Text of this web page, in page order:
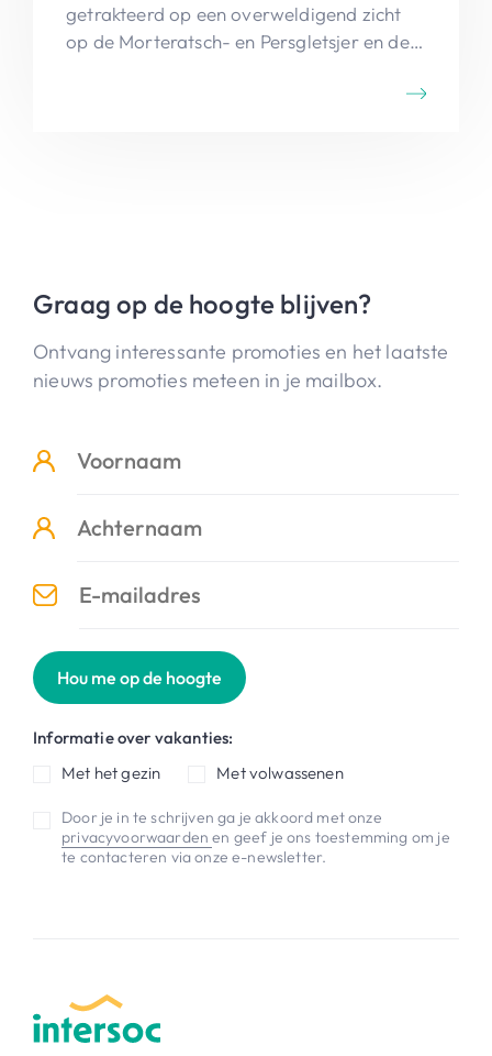
getrakteerd op een overweldigend zicht
op de Morteratsch- en Persgletsjer en de
Berninamassief, waaronder Piz Palü en Piz
Graag op de hoogte blijven?
Ontvang interessante promoties en het laatste
nieuws promoties meteen in je mailbox.
Hou me op de hoogte
Informatie over vakanties:
Met het gezin
Met volwassenen
Door je in te schrijven ga je akkoord met onze
privacyvoorwaardenen geef je ons toestemming om je
te contacteren via onze e-newsletter.